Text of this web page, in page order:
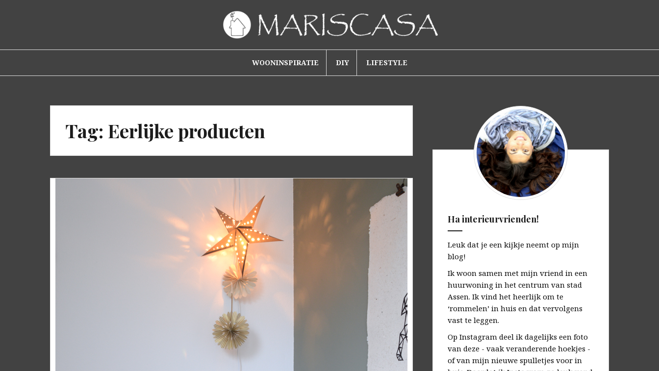
WOONINSPIRATIE DIY LIFESTYLE
Tag: Eerlijke producten
Ha interieurvrienden!
Leuk dat je een kijkje neemt op mijn
blog!
Ik woon samen met mijn vriend in een
huurwoning in het centrum van stad
Assen. Ik vind het heerlijk om te
‘rommelen’ in huis en dat vervolgens
vast te leggen.
Op Instagram deel ik dagelijks een foto
van deze - vaak veranderende hoekjes -
of van mijn nieuwe spulletjes voor in